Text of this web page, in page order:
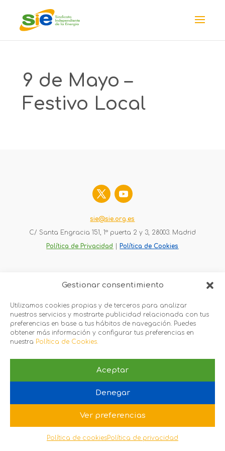
Gestionar consentimiento
Utilizamos cookies propias y de terceros para analizar
nuestros servicios y mostrarte publicidad relacionada con tus
preferencias en base a tus hábitos de navegación. Puedes
obtener más información y configurar tus preferencias en
nuestra Política de Cookies.
Aceptar
Denegar
Ver preferencias
Política de cookiesPolítica de privacidad
9 de Mayo –
Festivo Local
sie@sie.org.es
C/ Santa Engracia 151, 1º puerta 2 y 3, 28003. Madrid
Política de Privacidad
Política de Cookies